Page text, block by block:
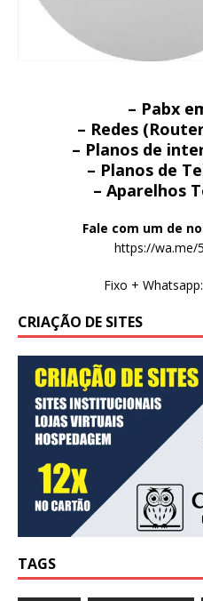
– Pabx
– Redes
– Planos de
– Planos de
– Aparelhos
Fale com um de
https://wa.me/
Fixo +
CRIAÇÃO DE SITES
TAGS